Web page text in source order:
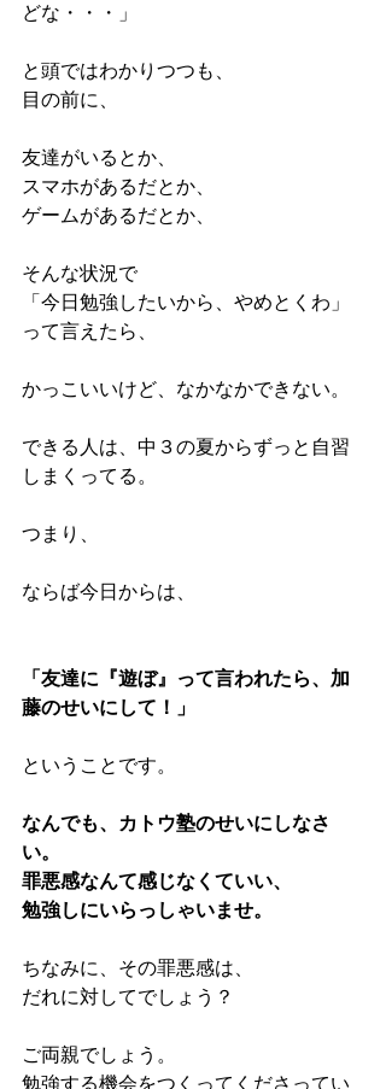
どな・・・」
と頭ではわかりつつも、
目の前に、
友達がいるとか、
スマホがあるだとか、
ゲームがあるだとか、
そんな状況で
「今日勉強したいから、やめとくわ」
って言えたら、
かっこいいけど、なかなかできない。
できる人は、中３の夏からずっと自習
しまくってる。
つまり、
ならば今日からは、
「友達に『遊ぼ』って言われたら、加
藤のせいにして！」
ということです。
なんでも、カトウ塾のせいにしなさ
い。
罪悪感なんて感じなくていい、
勉強しにいらっしゃいませ。
ちなみに、その罪悪感は、
だれに対してでしょう？
ご両親でしょう。
勉強する機会をつくってくださってい